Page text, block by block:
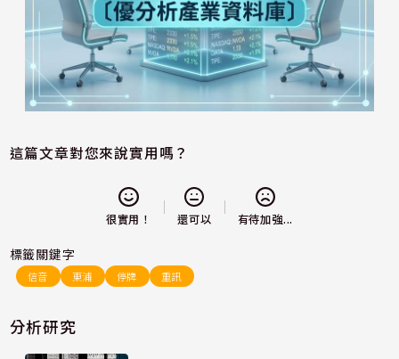
這篇文章對您來說實用嗎？
很實用！ 還可以 有待加強...
標籤關鍵字
信音 東浦 停牌 重訊
分析研究